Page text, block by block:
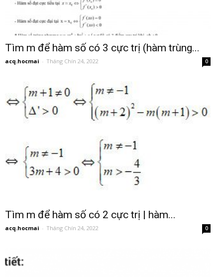
Tìm m để hàm số có 3 cực trị (hàm trùng...
acq.hocmai - Tháng Chín 24, 2022 0
Tìm m để hàm số có 2 cực trị | hàm...
acq.hocmai - Tháng Chín 24, 2022 0